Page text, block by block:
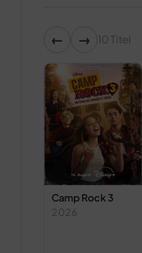
← → 10 Titel
Camp Rock 3
2026